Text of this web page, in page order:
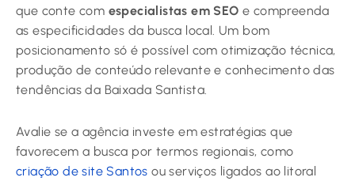
que conte com especialistas em SEO e compreenda
as especificidades da busca local. Um bom
posicionamento só é possível com otimização técnica,
produção de conteúdo relevante e conhecimento das
tendências da Baixada Santista.
Avalie se a agência investe em estratégias que
favorecem a busca por termos regionais, como
criação de site Santos ou serviços ligados ao litoral